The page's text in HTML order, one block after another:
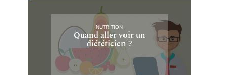
NUTRITION
Quand aller voir un
diététicien ?